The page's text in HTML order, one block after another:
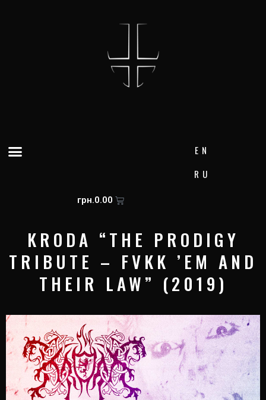
Menu
EN
RU
грн.0.00 Cart
KRODA “THE PRODIGY
TRIBUTE – FVKK ’EM AND
THEIR LAW” (2019)